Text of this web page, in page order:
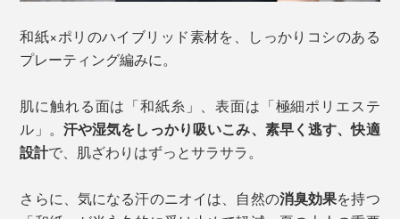
和紙×ポリのハイブリッド素材を、しっかりコシのある
プレーティング編みに。
肌に触れる面は「和紙糸」、表面は「極細ポリエステ
ル」。 汗や湿気をしっかり吸いこみ、素早く逃す、快適
設計で、肌ざわりはずっとサラサラ。
さらに、気になる汗のニオイは、自然の消臭効果を持つ